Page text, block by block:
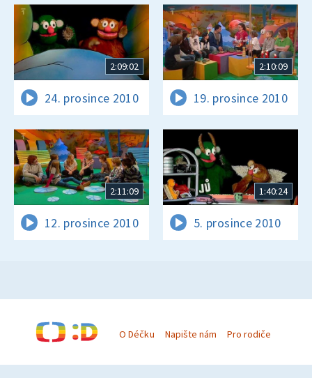
2:09:02
24. prosince 2010
2:10:09
19. prosince 2010
2:11:09
12. prosince 2010
1:40:24
5. prosince 2010
O Déčku Napište nám Pro rodiče